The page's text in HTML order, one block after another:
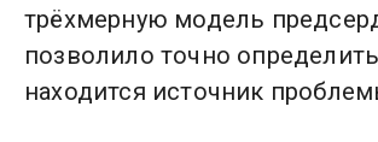
трёхмерную модель
позволило точно
находится источник